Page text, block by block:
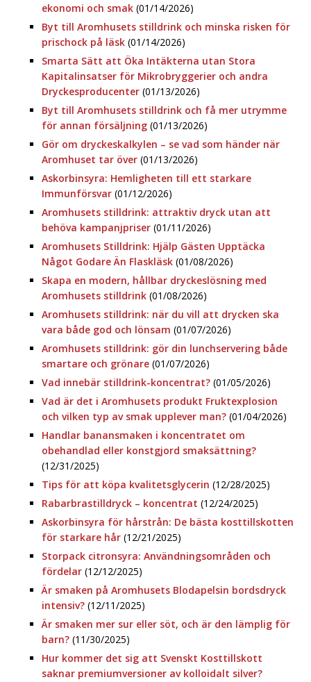
ekonomi och smak (01/14/2026)
Byt till Aromhusets stilldrink och minska risken för
prischock på läsk (01/14/2026)
Smarta Sätt att Öka Intäkterna utan Stora
Kapitalinsatser för Mikrobryggerier och andra
Dryckesproducenter (01/13/2026)
Byt till Aromhusets stilldrink och få mer utrymme
för annan försäljning (01/13/2026)
Gör om dryckeskalkylen – se vad som händer när
Aromhuset tar över (01/13/2026)
Askorbinsyra: Hemligheten till ett starkare
Immunförsvar (01/12/2026)
Aromhusets stilldrink: attraktiv dryck utan att
behöva kampanjpriser (01/11/2026)
Aromhusets Stilldrink: Hjälp Gästen Upptäcka
Något Godare Än Flaskläsk (01/08/2026)
Skapa en modern, hållbar dryckeslösning med
Aromhusets stilldrink (01/08/2026)
Aromhusets stilldrink: när du vill att drycken ska
vara både god och lönsam (01/07/2026)
Aromhusets stilldrink: gör din lunchservering både
smartare och grönare (01/07/2026)
Vad innebär stilldrink-koncentrat? (01/05/2026)
Vad är det i Aromhusets produkt Fruktexplosion
och vilken typ av smak upplever man? (01/04/2026)
Handlar banansmaken i koncentratet om
obehandlad eller konstgjord smaksättning?
(12/31/2025)
Tips för att köpa kvalitetsglycerin (12/28/2025)
Rabarbrastilldryck – koncentrat (12/24/2025)
Askorbinsyra för hårstrån: De bästa kosttillskotten
för starkare hår (12/21/2025)
Storpack citronsyra: Användningsområden och
fördelar (12/12/2025)
Är smaken på Aromhusets Blodapelsin bordsdryck
intensiv? (12/11/2025)
Är smaken mer sur eller söt, och är den lämplig för
barn? (11/30/2025)
Hur kommer det sig att Svenskt Kosttillskott
saknar premiumversioner av kolloidalt silver?